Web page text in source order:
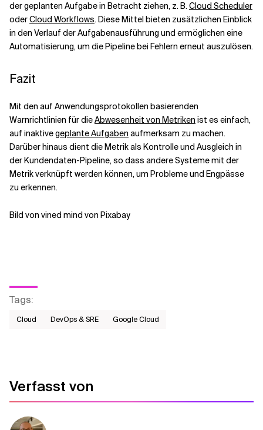
der geplanten Aufgabe in Betracht ziehen, z. B.Cloud Scheduler
oderCloud Workflows. Diese Mittel bieten zusätzlichen Einblick
in den Verlauf der Aufgabenausführung und ermöglichen eine
Automatisierung, um die Pipeline bei Fehlern erneut auszulösen.
Fazit
Mit den auf Anwendungsprotokollen basierenden
Warnrichtlinien für dieAbwesenheit von Metriken ist es einfach,
auf inaktivegeplante Aufgaben aufmerksam zu machen.
Darüber hinaus dient die Metrik als Kontrolle und Ausgleich in
der Kundendaten-Pipeline, so dass andere Systeme mit der
Metrik verknüpft werden können, um Probleme und Engpässe
zu erkennen.
Bild von vined mind von Pixabay
Tags:
Cloud DevOps & SRE Google Cloud
Verfasst von